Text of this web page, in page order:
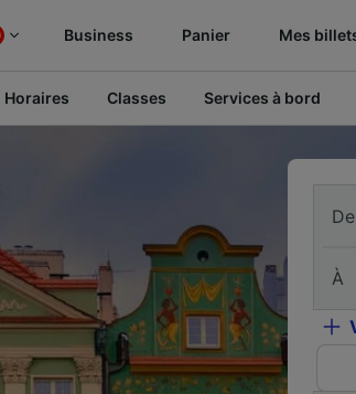
Business Panier Mes
Horaires Classes Services à bord
De
À